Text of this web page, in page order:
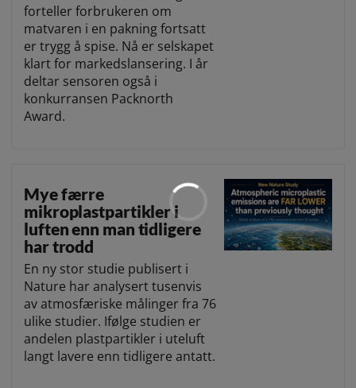
forteller forbrukeren om
matvaren i en pakning fortsatt
er trygg å spise. Nå er selskapet
klart for markedslansering. I år
deltar sensoren også i
konkurransen Packnorth
Award.
Mye færre
mikroplastpartikler i
luften enn man tidligere
har trodd
En ny stor studie publisert i
Nature har analysert tusenvis
av atmosfæriske målinger fra 76
ulike studier. Ifølge studien er
andelen plastpartikler i uteluft
langt lavere enn tidligere antatt.